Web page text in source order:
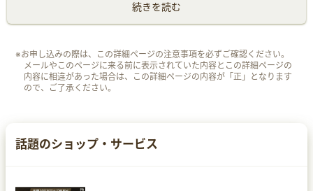
続きを読む
※お申し込みの際は、この詳細ページの注意事項を必ずご確認ください。
メールやこのページに来る前に表示されていた内容とこの詳細ページの
内容に相違があった場合は、この詳細ページの内容が「正」となります
ので、ご了承ください。
話題のショップ・サービス